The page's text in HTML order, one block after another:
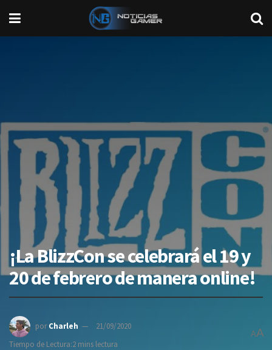
¡La BlizzCon se celebrará el 19 y
20 de febrero de manera online!
por Charleh
21/09/2020
Tiempo de Lectura:2 mins lectura
AA